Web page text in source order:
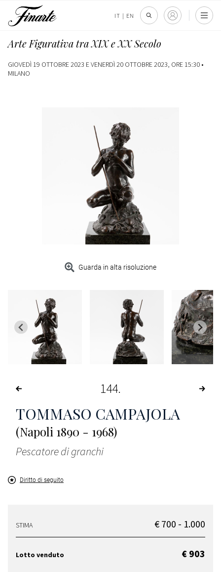
IT | EN
Arte Figurativa tra XIX e XX Secolo
GIOVEDÌ 19 OTTOBRE 2023 E VENERDÌ 20 OTTOBRE 2023, ORE 15:30 •
MILANO
Guarda in alta risoluzione
144
TOMMASO CAMPAJOLA
(Napoli 1890 - 1968)
Pescatore di granchi
Diritto di seguito
STIMA € 700 - 1.000
Lotto venduto € 903